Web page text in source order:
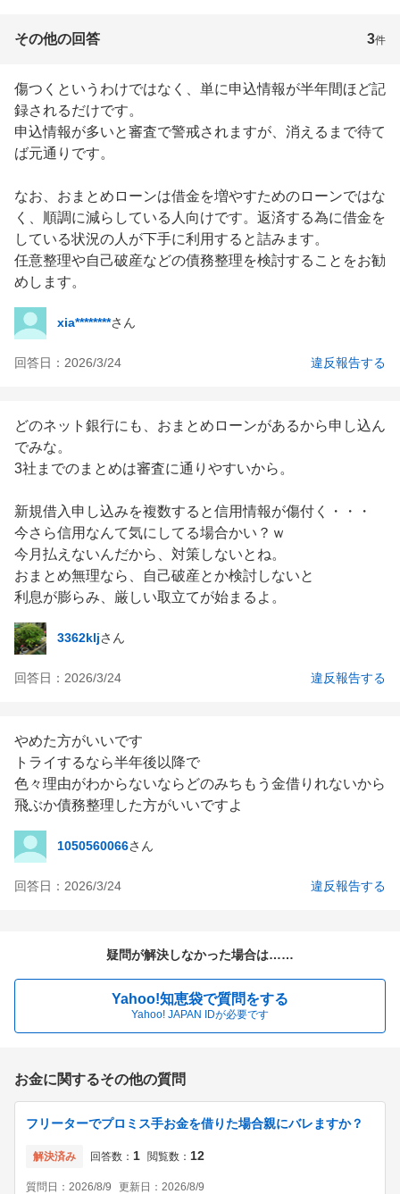
その他の回答 3件
傷つくというわけではなく、単に申込情報が半年間ほど記
録されるだけです。
申込情報が多いと審査で警戒されますが、消えるまで待て
ば元通りです。
なお、おまとめローンは借金を増やすためのローンではな
く、順調に減らしている人向けです。返済する為に借金を
している状況の人が下手に利用すると詰みます。
任意整理や自己破産などの債務整理を検討することをお勧
めします。
xia********さん
回答日： 2026/3/24 違反報告する
どのネット銀行にも、おまとめローンがあるから申し込ん
でみな。
3社までのまとめは審査に通りやすいから。
新規借入申し込みを複数すると信用情報が傷付く・・・
今さら信用なんて気にしてる場合かい？ｗ
今月払えないんだから、対策しないとね。
おまとめ無理なら、自己破産とか検討しないと
利息が膨らみ、厳しい取立てが始まるよ。
3362kljさん
回答日： 2026/3/24 違反報告する
やめた方がいいです
トライするなら半年後以降で
色々理由がわからないならどのみちもう金借りれないから
飛ぶか債務整理した方がいいですよ
1050560066さん
回答日： 2026/3/24 違反報告する
疑問が解決しなかった場合は……
Yahoo!知恵袋で質問をする
Yahoo! JAPAN IDが必要です
お金に関するその他の質問
フリーターでプロミス手お金を借りた場合親にバレますか？
解決済み 回答数： 1 閲覧数： 12
質問日： 2026/8/9 更新日： 2026/8/9